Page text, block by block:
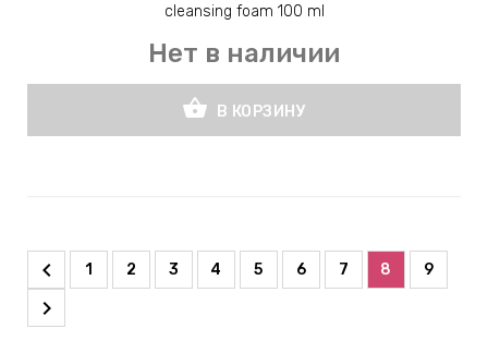
cleansing foam 100 ml
Нет в наличии
shopping_basket В КОРЗИНУ
1 2 3 4 5 6 7 8 9